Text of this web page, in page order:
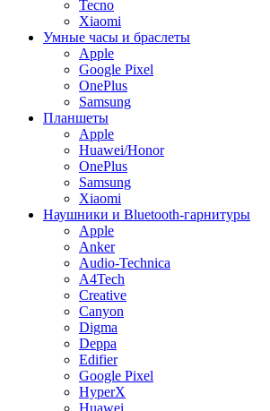
Tecno
Xiaomi
Умные часы и браслеты
Apple
Google Pixel
OnePlus
Samsung
Планшеты
Apple
Huawei/Honor
OnePlus
Samsung
Xiaomi
Наушники и Bluetooth-гарнитуры
Apple
Anker
Audio-Technica
A4Tech
Creative
Canyon
Digma
Deppa
Edifier
Google Pixel
HyperX